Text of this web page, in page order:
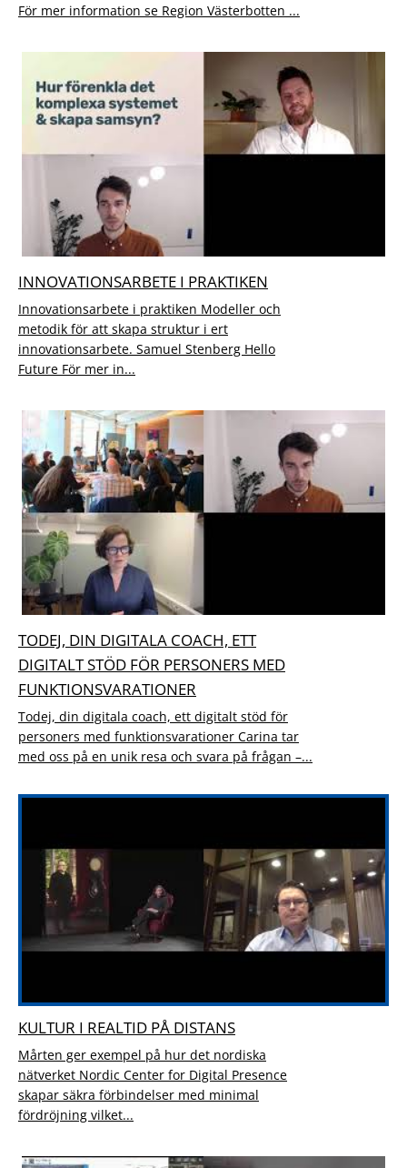
För mer information se Region Västerbotten ...
INNOVATIONSARBETE I PRAKTIKEN
Innovationsarbete i praktiken Modeller och
metodik för att skapa struktur i ert
innovationsarbete. Samuel Stenberg Hello
Future För mer in...
TODEJ, DIN DIGITALA COACH, ETT
DIGITALT STÖD FÖR PERSONERS MED
FUNKTIONSVARATIONER
Todej, din digitala coach, ett digitalt stöd för
personers med funktionsvarationer Carina tar
med oss på en unik resa och svara på frågan –...
KULTUR I REALTID PÅ DISTANS
Mårten ger exempel på hur det nordiska
nätverket Nordic Center for Digital Presence
skapar säkra förbindelser med minimal
fördröjning vilket...